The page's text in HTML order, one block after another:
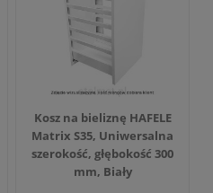
Kosz na bieliznę HAFELE
Matrix S35, Uniwersalna
szerokość, głębokość 300
mm, Biały